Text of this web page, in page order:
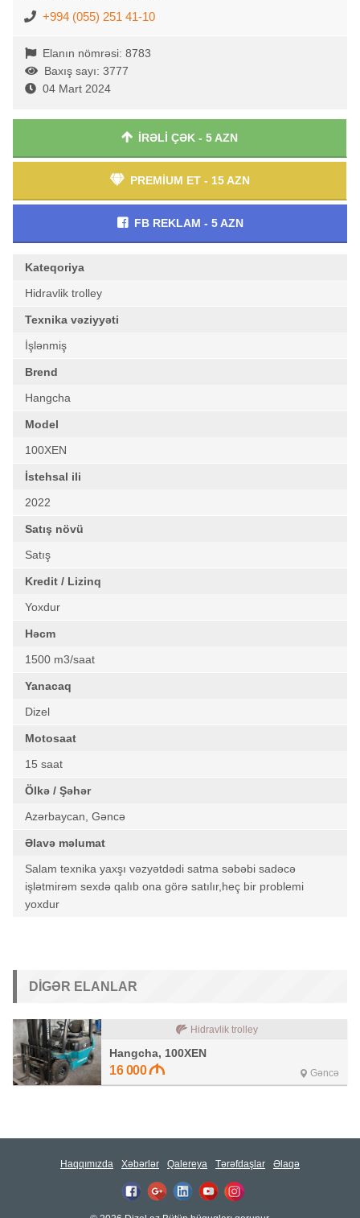
+994 (055) 251 41-10
Elanın nömrəsi: 8783
Baxış sayı: 3777
04 Mart 2024
İRƏLİ ÇƏK - 5 AZN
PREMİUM ET - 15 AZN
FB REKLAM - 5 AZN
Kateqoriya
Hidravlik trolley
Texnika vəziyyəti
İşlənmiş
Brend
Hangcha
Model
100XEN
İstehsal ili
2022
Satış növü
Satış
Kredit / Lizinq
Yoxdur
Həcm
1500 m3/saat
Yanacaq
Dizel
Motosaat
15 saat
Ölkə / Şəhər
Azərbaycan, Gəncə
Əlavə məlumat
Salam texnika yaxşı vəzyətdədi satma səbəbi sadəcə
işlətmirəm sexdə qalıb ona görə satılır,heç bir problemi
yoxdur
DIGƏR ELANLAR
Hidravlik trolley
Hangcha, 100XEN
16 000 Gəncə
Haqqımızda Xəbərlər Qalereya Tərəfdaşlar Əlaqə